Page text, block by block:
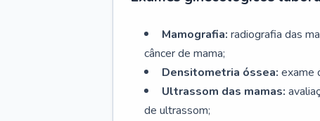
Mamografia: radiografia das
câncer de mama;
Densitometria óssea: exame
Ultrassom das mamas:
de ultrassom;